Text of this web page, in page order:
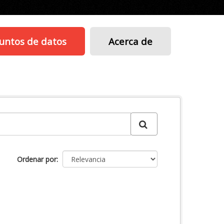
de datos Acerca de
Ordenar por